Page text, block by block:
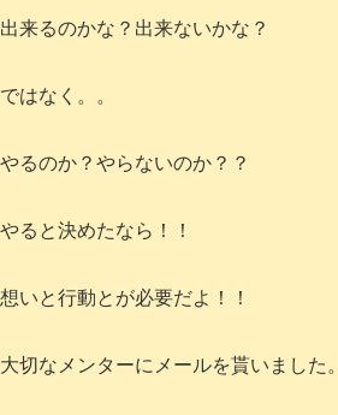
出来るのかな？出来ないかな？
ではなく。。
やるのか？やらないのか？？
やると決めたなら！！
想いと行動とが必要だよ！！
大切なメンターにメールを貰いました。